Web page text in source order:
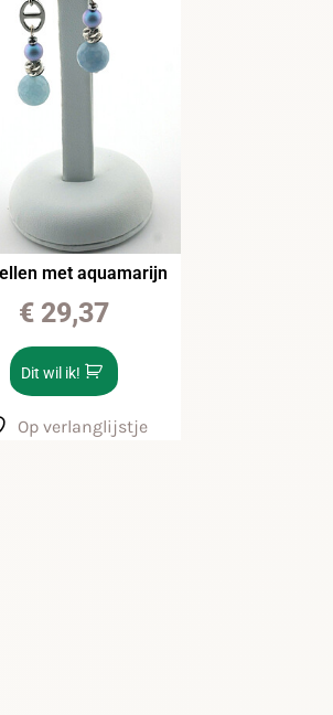
met aquamarijn
€29,37
Dit wil ik!
Op verlanglijstje